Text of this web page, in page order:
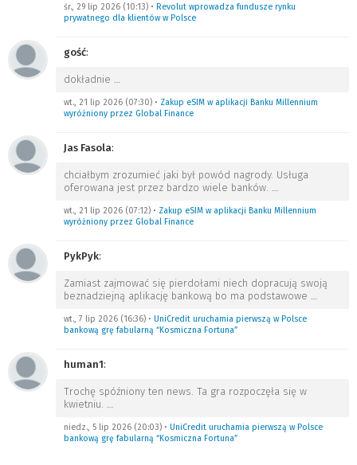
śr., 29 lip 2026 (10:13) • Revolut wprowadza fundusze rynku
prywatnego dla klientów w Polsce
gość:
dokładnie …
wt., 21 lip 2026 (07:30) • Zakup eSIM w aplikacji Banku Millennium
wyróżniony przez Global Finance
Jas Fasola:
chciałbym zrozumieć jaki był powód nagrody. Usługa
oferowana jest przez bardzo wiele banków. …
wt., 21 lip 2026 (07:12) • Zakup eSIM w aplikacji Banku Millennium
wyróżniony przez Global Finance
PykPyk:
Zamiast zajmować się pierdołami niech dopracują swoją
beznadziejną aplikację bankową bo ma podstawowe …
wt., 7 lip 2026 (16:36) • UniCredit uruchamia pierwszą w Polsce
bankową grę fabularną “Kosmiczna Fortuna”
human1:
Trochę spóźniony ten news. Ta gra rozpoczęła się w
kwietniu. …
niedz., 5 lip 2026 (20:03) • UniCredit uruchamia pierwszą w Polsce
bankową grę fabularną “Kosmiczna Fortuna”